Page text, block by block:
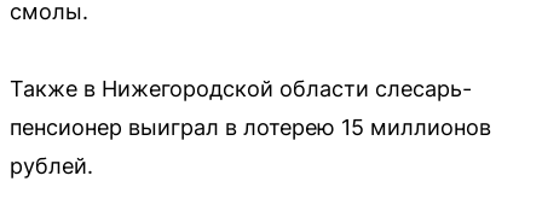
смолы.
Также в Нижегородской области слесарь-
пенсионер выиграл в лотерею 15 миллионов
рублей.